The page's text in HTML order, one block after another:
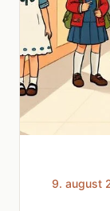
9. august